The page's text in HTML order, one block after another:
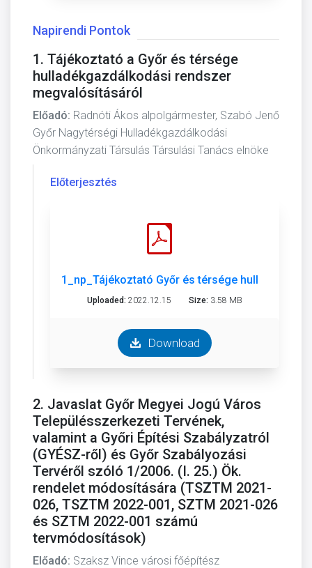
Napirendi Pontok
1. Tájékoztató a Győr és térsége
hulladékgazdálkodási rendszer
megvalósításáról
Előadó: Radnóti Ákos alpolgármester, Szabó Jenő
Győr Nagytérségi Hulladékgazdálkodási
Önkormányzati Társulás Társulási Tanács elnöke
Előterjesztés
1_np_Tájékoztató Győr és térsége
Uploaded: 2022.12.15 Size: 3.58 MB
Download
2. Javaslat Győr Megyei Jogú Város
Településszerkezeti Tervének,
valamint a Győri Építési Szabályzatról
(GYÉSZ-ről) és Győr Szabályozási
Tervéről szóló 1/2006. (I. 25.) Ök.
rendelet módosítására (TSZTM 2021-
026, TSZTM 2022-001, SZTM 2021-026
és SZTM 2022-001 számú
tervmódosítások)
Előadó: Szaksz Vince városi főépítész